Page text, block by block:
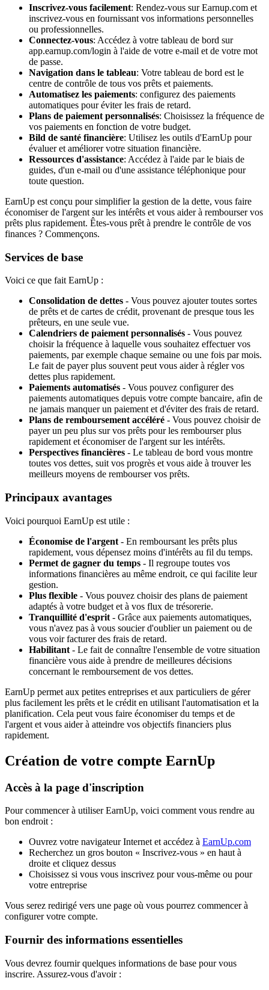
Inscrivez-vous facilement: Rendez-vous sur Earnup.com et
inscrivez-vous en fournissant vos informations personnelles
ou professionnelles.
Connectez-vous: Accédez à votre tableau de bord sur
app.earnup.com/login à l'aide de votre e-mail et de votre mot
de passe.
Navigation dans le tableau: Votre tableau de bord est le
centre de contrôle de tous vos prêts et paiements.
Automatisez les paiements: configurez des paiements
automatiques pour éviter les frais de retard.
Plans de paiement personnalisés: Choisissez la fréquence de
vos paiements en fonction de votre budget.
Bild de santé financière: Utilisez les outils d'EarnUp pour
évaluer et améliorer votre situation financière.
Ressources d'assistance: Accédez à l'aide par le biais de
guides, d'un e-mail ou d'une assistance téléphonique pour
toute question.
EarnUp est conçu pour simplifier la gestion de la dette, vous faire
économiser de l'argent sur les intérêts et vous aider à rembourser vos
prêts plus rapidement. Êtes-vous prêt à prendre le contrôle de vos
finances ? Commençons.
Services de base
Voici ce que fait EarnUp :
Consolidation de dettes - Vous pouvez ajouter toutes sortes
de prêts et de cartes de crédit, provenant de presque tous les
prêteurs, en une seule vue.
Calendriers de paiement personnalisés - Vous pouvez
choisir la fréquence à laquelle vous souhaitez effectuer vos
paiements, par exemple chaque semaine ou une fois par mois.
Le fait de payer plus souvent peut vous aider à régler vos
dettes plus rapidement.
Paiements automatisés - Vous pouvez configurer des
paiements automatiques depuis votre compte bancaire, afin de
ne jamais manquer un paiement et d'éviter des frais de retard.
Plans de remboursement accéléré - Vous pouvez choisir de
payer un peu plus sur vos prêts pour les rembourser plus
rapidement et économiser de l'argent sur les intérêts.
Perspectives financières - Le tableau de bord vous montre
toutes vos dettes, suit vos progrès et vous aide à trouver les
meilleurs moyens de rembourser vos prêts.
Principaux avantages
Voici pourquoi EarnUp est utile :
Économise de l'argent - En remboursant les prêts plus
rapidement, vous dépensez moins d'intérêts au fil du temps.
Permet de gagner du temps - Il regroupe toutes vos
informations financières au même endroit, ce qui facilite leur
gestion.
Plus flexible - Vous pouvez choisir des plans de paiement
adaptés à votre budget et à vos flux de trésorerie.
Tranquillité d'esprit - Grâce aux paiements automatiques,
vous n'avez pas à vous soucier d'oublier un paiement ou de
vous voir facturer des frais de retard.
Habilitant - Le fait de connaître l'ensemble de votre situation
financière vous aide à prendre de meilleures décisions
concernant le remboursement de vos dettes.
EarnUp permet aux petites entreprises et aux particuliers de gérer
plus facilement les prêts et le crédit en utilisant l'automatisation et la
planification. Cela peut vous faire économiser du temps et de
l'argent et vous aider à atteindre vos objectifs financiers plus
rapidement.
Création de votre compte EarnUp
Accès à la page d'inscription
Pour commencer à utiliser EarnUp, voici comment vous rendre au
bon endroit :
Ouvrez votre navigateur Internet et accédez à EarnUp.com
Recherchez un gros bouton « Inscrivez-vous » en haut à
droite et cliquez dessus
Choisissez si vous vous inscrivez pour vous-même ou pour
votre entreprise
Vous serez redirigé vers une page où vous pourrez commencer à
configurer votre compte.
Fournir des informations essentielles
Vous devrez fournir quelques informations de base pour vous
inscrire. Assurez-vous d'avoir :